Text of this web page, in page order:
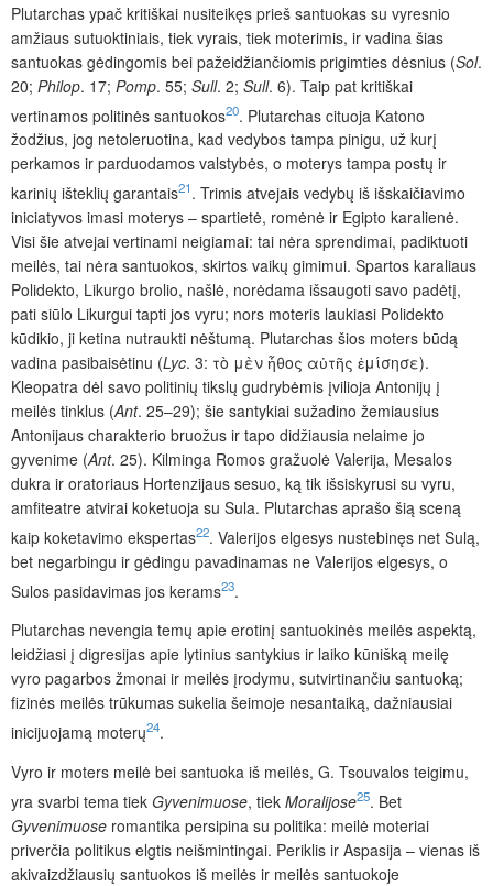
Plutarchas ypač kritiškai nusiteikęs prieš santuokas su vyresnio
amžiaus sutuoktiniais, tiek vyrais, tiek moterimis, ir vadina šias
santuokas gėdingomis bei pažeidžiančiomis prigimties dėsnius (Sol.
20; Philop. 17; Pomp. 55; Sull. 2; Sull. 6). Taip pat kritiškai
vertinamos politinės santuokos20. Plutarchas cituoja Katono
žodžius, jog netoleruotina, kad vedybos tampa pinigu, už kurį
perkamos ir parduodamos valstybės, o moterys tampa postų ir
karinių išteklių garantais21. Trimis atvejais vedybų iš išskaičiavimo
iniciatyvos imasi moterys – spartietė, romėnė ir Egipto karalienė.
Visi šie atvejai vertinami neigiamai: tai nėra sprendimai, padiktuoti
meilės, tai nėra santuokos, skirtos vaikų gimimui. Spartos karaliaus
Polidekto, Likurgo brolio, našlė, norėdama išsaugoti savo padėtį,
pati siūlo Likurgui tapti jos vyru; nors moteris laukiasi Polidekto
kūdikio, ji ketina nutraukti nėštumą. Plutarchas šios moters būdą
vadina pasibaisėtinu (Lyc. 3: τὸ μὲν ἦθος αὐτῆς ἐμίσησε).
Kleopatra dėl savo politinių tikslų gudrybėmis įvilioja Antonijų į
meilės tinklus (Ant. 25–29); šie santykiai sužadino žemiausius
Antonijaus charakterio bruožus ir tapo didžiausia nelaime jo
gyvenime (Ant. 25). Kilminga Romos gražuolė Valerija, Mesalos
dukra ir oratoriaus Hortenzijaus sesuo, ką tik išsiskyrusi su vyru,
amfiteatre atvirai koketuoja su Sula. Plutarchas aprašo šią sceną
kaip koketavimo ekspertas22. Valerijos elgesys nustebinęs net Sulą,
bet negarbingu ir gėdingu pavadinamas ne Valerijos elgesys, o
Sulos pasidavimas jos kerams23.
Plutarchas nevengia temų apie erotinį santuokinės meilės aspektą,
leidžiasi į digresijas apie lytinius santykius ir laiko kūnišką meilę
vyro pagarbos žmonai ir meilės įrodymu, sutvirtinančiu santuoką;
fizinės meilės trūkumas sukelia šeimoje nesantaiką, dažniausiai
inicijuojamą moterų24.
Vyro ir moters meilė bei santuoka iš meilės, G. Tsouvalos teigimu,
yra svarbi tema tiek Gyvenimuose, tiek Moralijose25. Bet
Gyvenimuose romantika persipina su politika: meilė moteriai
priverčia politikus elgtis neišmintingai. Periklis ir Aspasija – vienas iš
akivaizdžiausių santuokos iš meilės ir meilės santuokoje